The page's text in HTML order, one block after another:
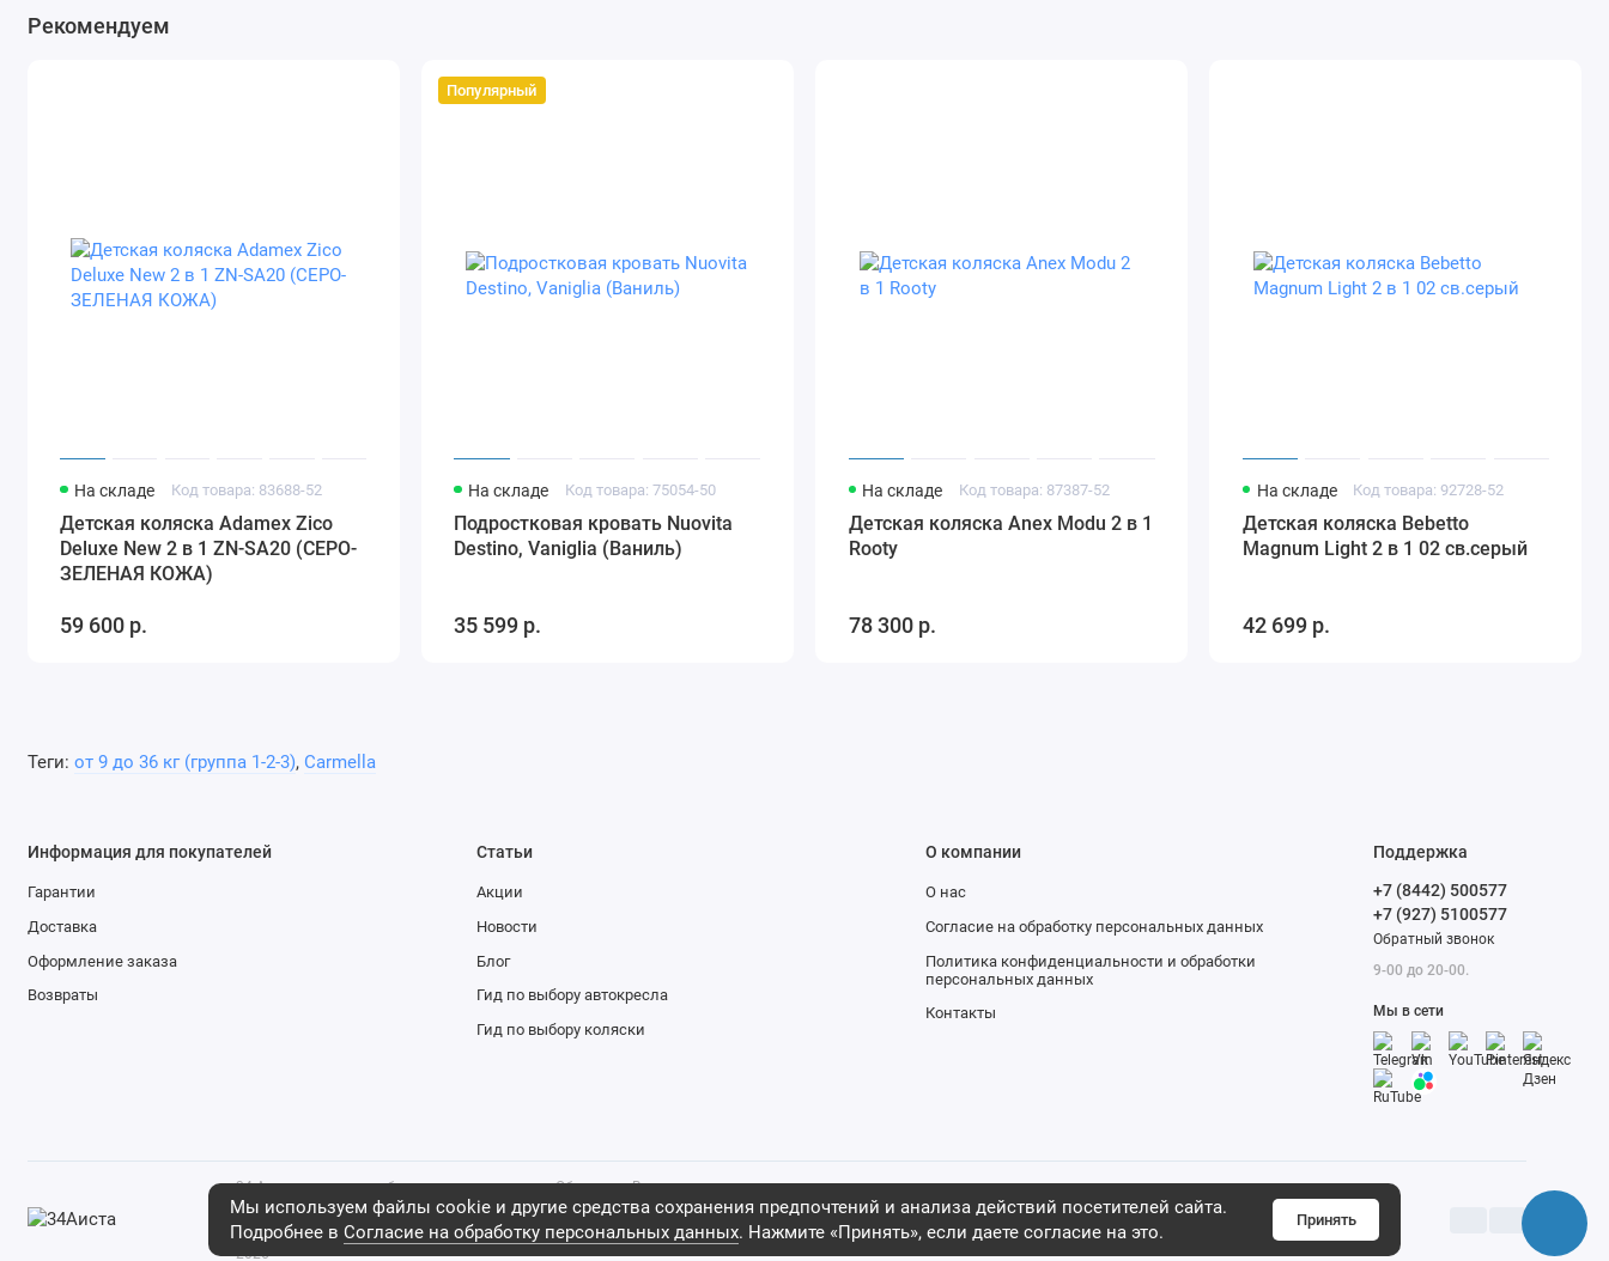
по Москве, Московской области и регионам. Стоимость зависит от вашего местоположения. Успейте купить модель
Рекомендуем
На складе Код товара: 83688-52
Детская коляска Adamex Zico
Deluxe New 2 в 1 ZN-SA20 (СЕРО-
ЗЕЛЕНАЯ КОЖА)
59 600 р.
Популярный
На складе Код товара: 75054-50
Подростковая кровать Nuovita
Destino, Vaniglia (Ваниль)
35 599 р.
На складе Код товара: 87387-52
Детская коляска Anex Modu 2 в 1
Rooty
78 300 р.
На складе Код товара: 92728-52
Детская коляска Bebetto
Magnum Light 2 в 1 02 св.серый
42 699 р.
Теги: от 9 до 36 кг (группа 1-2-3), Carmella
Мы используем файлы cookie и другие средства сохранения предпочтений и анализа действий посетителей сайта.
Подробнее в Согласие на обработку персональных данных. Нажмите «Принять», если даете согласие на это.
Принять
Информация для покупателей
Гарантии
Доставка
Оформление заказа
Возвраты
Статьи
Акции
Новости
Блог
Гид по выбору автокресла
Гид по выбору коляски
О компании
О нас
Согласие на обработку персональных данных
Политика конфиденциальности и обработки
персональных данных
Контакты
Поддержка
+7 (8442) 500577
+7 (927) 5100577
Обратный звонок
9-00 до 20-00.
Мы в сети
34 Аиста - магазин мебели и детских товаров. Обращаем Ваше внимание на то,
что данный интернет-сайт носит исключительно информационный характер и
ни при каких условиях не является публичной офертой, определяемой
положениями ст. 437 Гражданского кодекса Российской Федерации, 2009 -
2026